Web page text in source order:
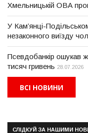
Хмельницькій ОВА
У Кам’янці-
незаконного виїзду
Псевдобанкір ошукав
тисяч гривень 28.07.2026
ВСІ НОВИНИ
СЛІДКУЙ ЗА НАШИМИ